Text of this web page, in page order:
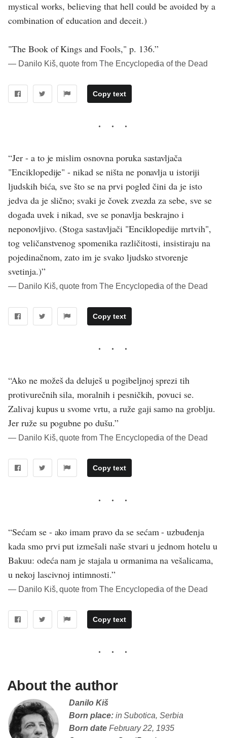
mystical works, believing that hell could be avoided by a
combination of education and deceit.)
"The Book of Kings and Fools," p. 136.”
― Danilo Kiš, quote from The Encyclopedia of the Dead
Copy text
“Jer - a to je mislim osnovna poruka sastavljača
"Enciklopedije" - nikad se ništa ne ponavlja u istoriji
ljudskih bića, sve što se na prvi pogled čini da je isto
jedva da je slično; svaki je čovek zvezda za sebe, sve se
događa uvek i nikad, sve se ponavlja beskrajno i
neponovljivo. (Stoga sastavljači "Enciklopedije mrtvih",
tog veličanstvenog spomenika različitosti, insistiraju na
pojedinačnom, zato im je svako ljudsko stvorenje
svetinja.)”
― Danilo Kiš, quote from The Encyclopedia of the Dead
Copy text
“Ako ne možeš da deluješ u pogibeljnoj sprezi tih
protivurečnih sila, moralnih i pesničkih, povuci se.
Zalivaj kupus u svome vrtu, a ruže gaji samo na groblju.
Jer ruže su pogubne po dušu.”
― Danilo Kiš, quote from The Encyclopedia of the Dead
Copy text
“Sećam se - ako imam pravo da se sećam - uzbuđenja
kada smo prvi put izmešali naše stvari u jednom hotelu u
Bakuu: odeća nam je stajala u ormanima na vešalicama,
u nekoj lascivnoj intimnosti.”
― Danilo Kiš, quote from The Encyclopedia of the Dead
Copy text
About the author
Danilo Kiš
Born place:in Subotica, Serbia
Born dateFebruary 22, 1935